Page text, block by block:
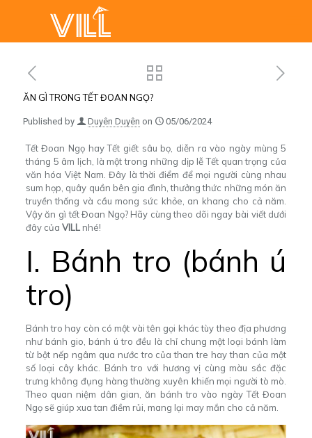
ĂN GÌ TRONG TẾT ĐOAN NGỌ?
Published by Duyên Duyên on 05/06/2024
Tết Đoan Ngọ hay Tết giết sâu bọ, diễn ra vào ngày mùng 5
tháng 5 âm lịch, là một trong những dịp lễ Tết quan trọng của
văn hóa Việt Nam. Đây là thời điểm để mọi người cùng nhau
sum họp, quây quần bên gia đình, thưởng thức những món ăn
truyền thống và cầu mong sức khỏe, an khang cho cả năm.
Vậy ăn gì tết Đoan Ngọ? Hãy cùng theo dõi ngay bài viết dưới
đây của VILLnhé!
I. Bánh tro (bánh ú
tro)
Bánh tro hay còn có một vài tên gọi khác tùy theo địa phương
như bánh gio, bánh ú tro đều là chỉ chung một loại bánh làm
từ bột nếp ngâm qua nước tro của than tre hay than của một
số loại cây khác. Bánh tro với hương vị cùng màu sắc đặc
trưng không đụng hàng thường xuyên khiến mọi người tò mò.
Theo quan niệm dân gian, ăn bánh tro vào ngày Tết Đoan
Ngọ sẽ giúp xua tan điềm rủi, mang lại may mắn cho cả năm.